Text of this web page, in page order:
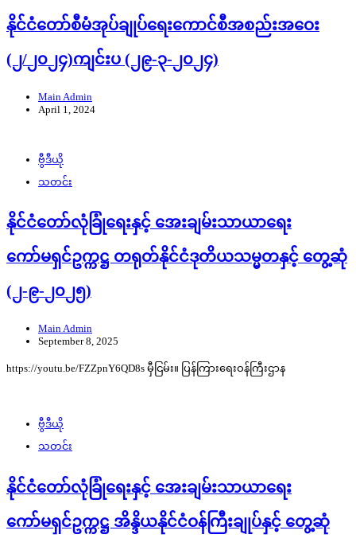
နိုင်ငံတော်စီမံအုပ်ချုပ်ရေးကောင်စီအစည်းအဝေး
(၂/၂၀၂၄)ကျင်းပ (၂၉-၃-၂၀၂၄)
Main Admin
April 1, 2024
ဗွီဒီယို
သတင်း
နိုင်ငံတော်လုံခြုံရေးနှင့် အေးချမ်းသာယာရေး
ကော်မရှင်ဥက္ကဋ္ဌ တရုတ်နိုင်ငံဒုတိယသမ္မတနှင့် တွေ့ဆုံ
(၂-၉-၂၀၂၅)
Main Admin
September 8, 2025
https://youtu.be/FZZpnY6QD8s မှီငြမ်း။ ပြန်ကြားရေးဝန်ကြီးဌာန
ဗွီဒီယို
သတင်း
နိုင်ငံတော်လုံခြုံရေးနှင့် အေးချမ်းသာယာရေး
ကော်မရှင်ဥက္ကဋ္ဌ အိန္ဒိယနိုင်ငံဝန်ကြီးချုပ်နှင့် တွေ့ဆုံ